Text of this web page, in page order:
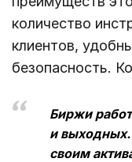
количество
клиентов,
безопасность.
Биржи
и
своим